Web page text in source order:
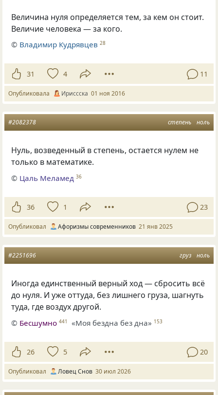
Величина нуля определяется тем, за кем он стоит.
Величие человека — за кого.
© Владимир Кудрявцев 28
31 4 11
Опубликовала Ириссска 01 ноя 2016
степень ноль
#2082378
Нуль, возведенный в степень, остается нулем не
только в математике.
© Цаль Меламед 36
36 1 23
Опубликовал Афоризмы современников 21 янв 2025
груз ноль
#2251696
Иногда единственный верный ход — сбросить всё
до нуля. И уже оттуда, без лишнего груза, шагнуть
туда, где воздух другой.
© Бесшумно 441 «Моя бездна без дна» 153
26 5 20
Опубликовал Ловец Снов 30 июл 2026